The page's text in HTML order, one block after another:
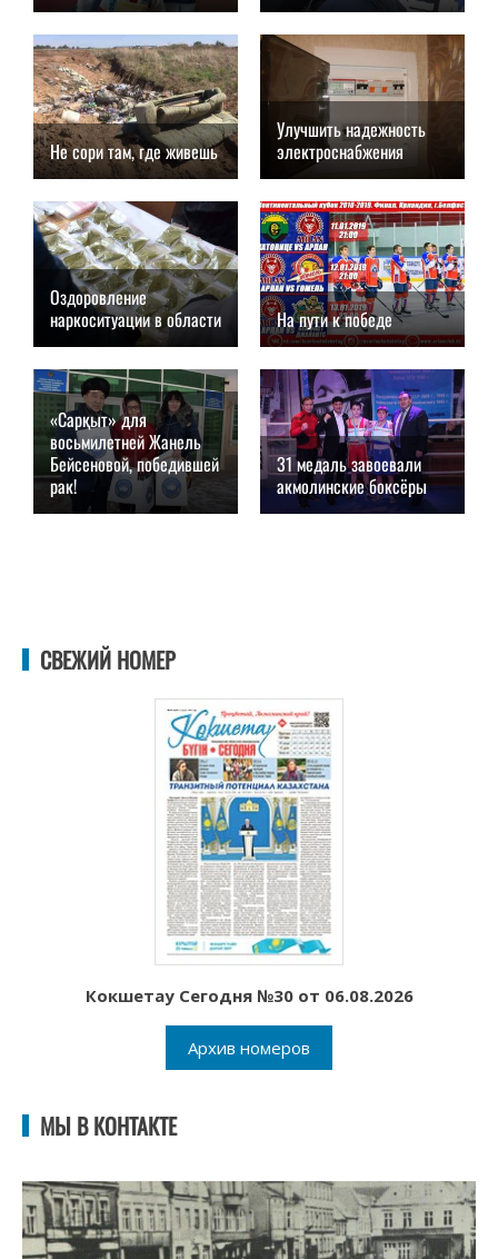
12.01.2019, 17:00 12.01.2019, 15:00
Не сори там, где живешь
12.01.2019, 13:00
Улучшить надежность
электроснабжения
12.01.2019, 11:00
Оздоровление
наркоситуации в области
11.01.2019, 17:00
На пути к победе
11.01.2019, 13:00
«Сарқыт» для
восьмилетней Жанель
Бейсеновой, победившей
рак!
11.01.2019, 11:00
31 медаль завоевали
акмолинские боксёры
11.01.2019, 09:00
СВЕЖИЙ НОМЕР
Кокшетау Сегодня №30 от 06.08.2026
Архив номеров
МЫ В КОНТАКТЕ